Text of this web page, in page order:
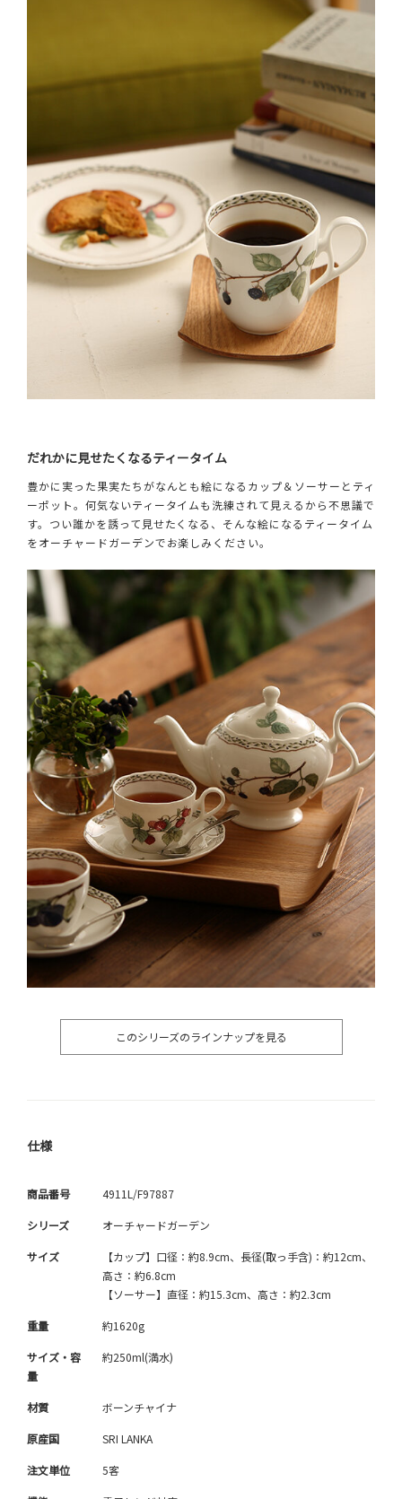
だれかに見せたくなるティータイム
豊かに実った果実たちがなんとも絵になるカップ＆ソーサーとティ
ーポット。何気ないティータイムも洗練されて見えるから不思議で
す。つい誰かを誘って見せたくなる、そんな絵になるティータイム
をオーチャードガーデンでお楽しみください。
このシリーズのラインナップを見る
仕様
商品番号 4911L/F97887
シリーズ オーチャードガーデン
サイズ
【カップ】口径：約8.9cm、長径(取っ手含)：約12cm、
高さ：約6.8cm
【ソーサー】直径：約15.3cm、高さ：約2.3cm
重量 約1620g
サイズ・容
量
約250ml(満水)
材質 ボーンチャイナ
原産国 SRI LANKA
注文単位 5客